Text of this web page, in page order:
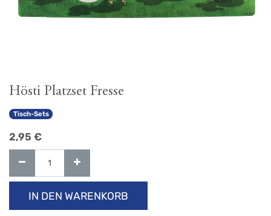
Hösti Platzset Fresse
Tisch-Sets
2,95 €
IN DEN WARENKORB